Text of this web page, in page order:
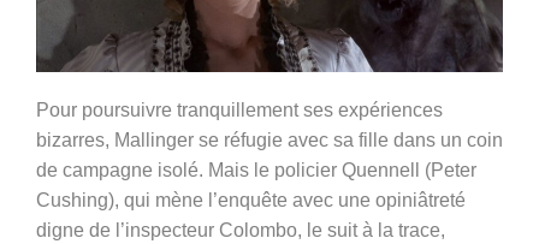
Pour poursuivre tranquillement ses expériences
bizarres, Mallinger se réfugie avec sa fille dans un coin
de campagne isolé. Mais le policier Quennell (Peter
Cushing), qui mène l’enquête avec une opiniâtreté
digne de l’inspecteur Colombo, le suit à la trace,